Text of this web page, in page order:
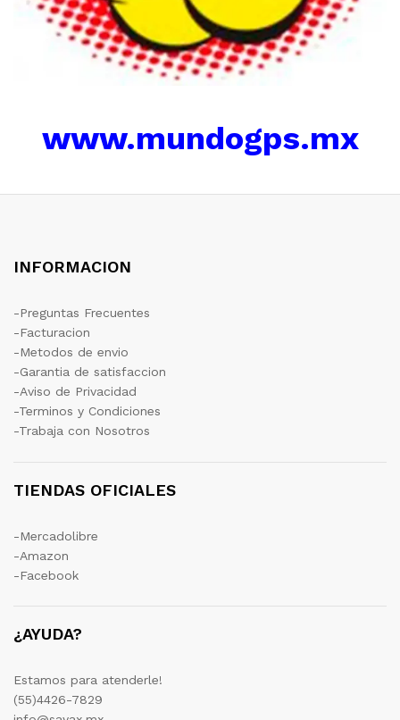
www.mundogps.mx
INFORMACION
-Preguntas Frecuentes
-Facturacion
-Metodos de envio
-Garantia de satisfaccion
-Aviso de Privacidad
-Terminos y Condiciones
-Trabaja con Nosotros
TIENDAS OFICIALES
-Mercadolibre
-Amazon
-Facebook
¿AYUDA?
Estamos para atenderle!
(55)4426-7829